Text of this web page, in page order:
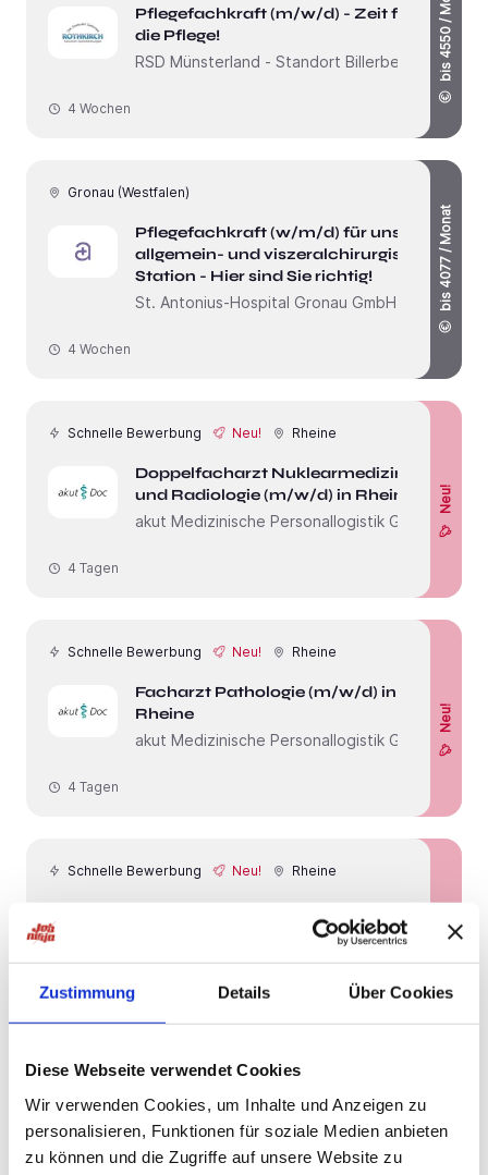
Zustimmung Details Über Cookies
Diese Webseite verwendet Cookies
Wir verwenden Cookies, um Inhalte und Anzeigen zu
personalisieren, Funktionen für soziale Medien anbieten
zu können und die Zugriffe auf unsere Website zu
Pflegefachkraft (m/w/d) - Zeit für
die Pflege!
RSD Münsterland - Standort Billerbeck
bis 4550 / Monat
4 Wochen
Gronau (Westfalen)
Pflegefachkraft (w/m/d) für unsere
allgemein- und viszeralchirurgische
Station - Hier sind Sie richtig!
St. Antonius-Hospital Gronau GmbH
bis 4077 / Monat
4 Wochen
Schnelle Bewerbung Neu! Rheine
Doppelfacharzt Nuklearmedizin
und Radiologie (m/w/d) in Rheine
akut Medizinische Personallogistik GmbH
Neu!
4 Tagen
Schnelle Bewerbung Neu! Rheine
Facharzt Pathologie (m/w/d) in
Rheine
akut Medizinische Personallogistik GmbH
Neu!
4 Tagen
Schnelle Bewerbung Neu! Rheine
akut Medizinische Personallogistik GmbH
Neu!
Oberarzt Unfallchirurgie (m/w/d)
FIND YOUR EXPERT – MEDICAL
Schnelle Bewerbung